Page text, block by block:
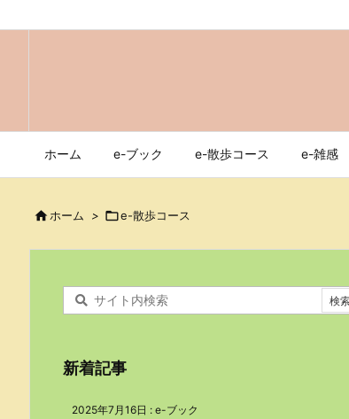
ホーム e-ブック e-散歩コース e-雑感
 ホーム > e-散歩コース
新着記事
2025年7月16日 : e-ブック